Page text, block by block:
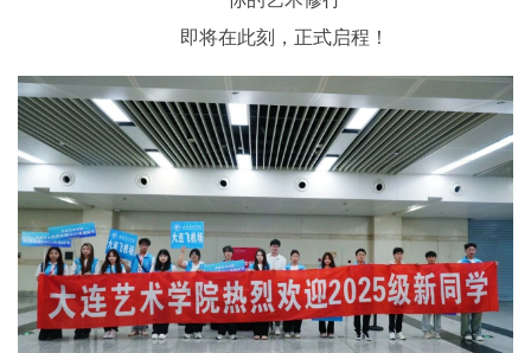
即将在此刻，正式启程！